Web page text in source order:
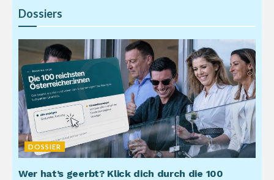
Dossiers
DOSSIER
Wer hat’s geerbt? Klick dich durch die 100